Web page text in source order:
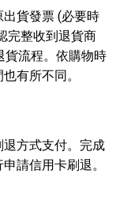
貨發票 (必要時
完整收到退貨商
貨流程。依購物時
有所不同。
方式支付。完成
請信用卡刷退。